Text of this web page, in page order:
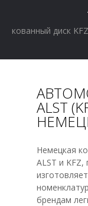
кованный диск KFZ
ALST
Немецкая
ALST и
брендам